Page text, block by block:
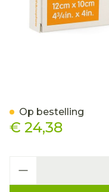
€ 24,38
Op bestelling